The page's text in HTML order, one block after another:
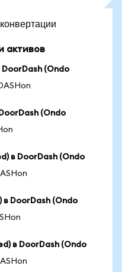
активов
(Ondo
(Ondo
в DoorDash (Ondo
DoorDash (Ondo
в DoorDash (Ondo